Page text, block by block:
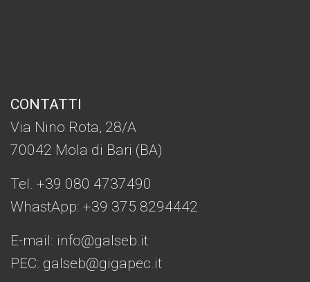
CONTATTI
Via Nino Rota, 28/A
70042 Mola di Bari (BA)
Tel. +39 080 4737490
WhastApp: +39 375 8294442
E-mail: info@galseb.it
PEC: galseb@gigapec.it